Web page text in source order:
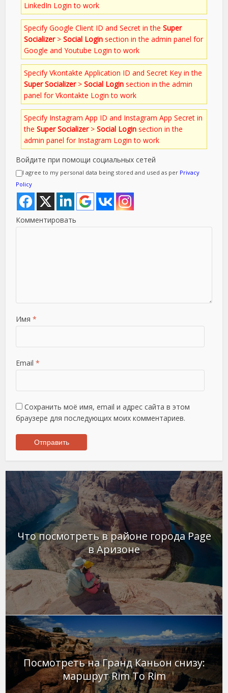
LinkedIn Login to work
Specify Google Client ID and Secret in theSuper
Socializer>Social Login section in the admin panel for
Google and Youtube Login to work
Specify Vkontakte Application ID and Secret Key in the
Super Socializer>Social Login section in the admin
panel for Vkontakte Login to work
Specify Instagram App ID and Instagram App Secret in
theSuper Socializer>Social Login section in the
admin panel for Instagram Login to work
Войдите при помощи социальных сетей
I agree to my personal data being stored and used as per Privacy
Policy
Комментировать
Имя *
Email *
Сохранить моё имя, email и адрес сайта в этом
браузере для последующих моих комментариев.
Что посмотреть в районе города Page
в Аризоне
Посмотреть на Гранд Каньон снизу:
маршрут Rim To Rim